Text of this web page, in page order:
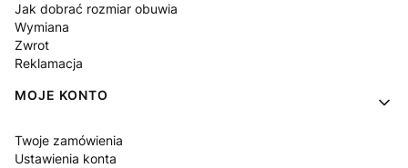
Jak dobrać rozmiar obuwia
Wymiana
Zwrot
Reklamacja
MOJE KONTO
Twoje zamówienia
Ustawienia konta